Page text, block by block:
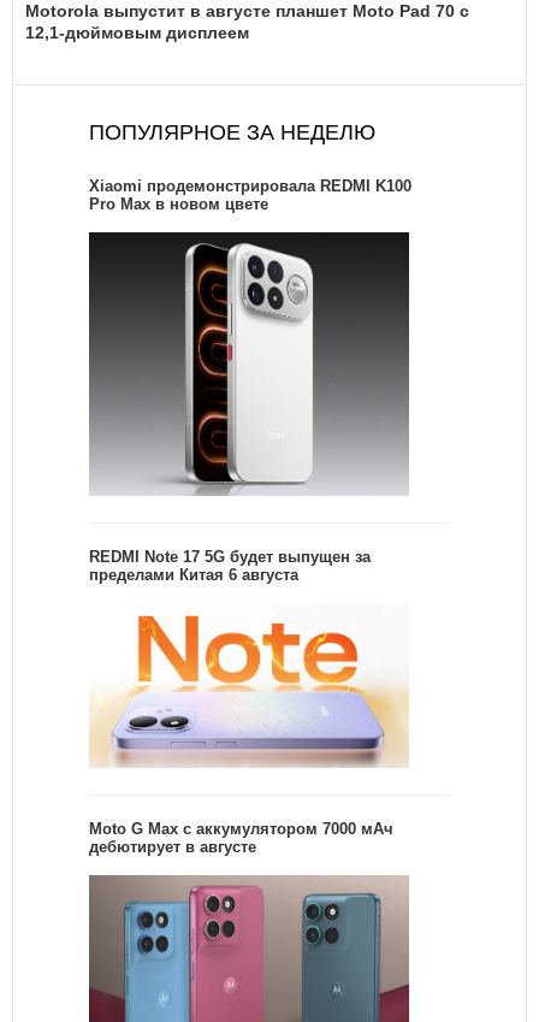
Motorola выпустит в августе планшет Moto Pad 70 с
12,1-дюймовым дисплеем
ПОПУЛЯРНОЕ ЗА НЕДЕЛЮ
Xiaomi продемонстрировала REDMI K100
Pro Max в новом цвете
REDMI Note 17 5G будет выпущен за
пределами Китая 6 августа
Moto G Max с аккумулятором 7000 мАч
дебютирует в августе